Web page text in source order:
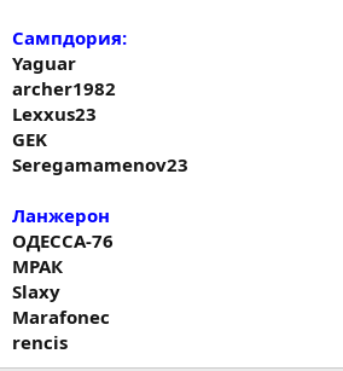
Сампдория:
Yaguar
archer1982
Lexxus23
GEK
Seregamamenov23
Ланжерон
ОДЕССА-76
МРАК
Slaxy
Marafonec
rencis